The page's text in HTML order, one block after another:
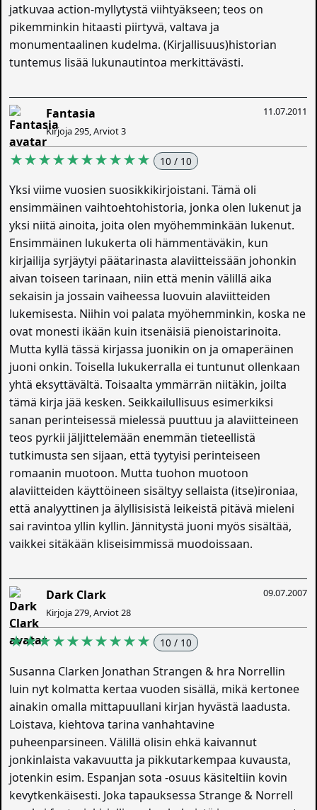
jatkuvaa action-myllytystä viihtyäkseen; teos on
pikemminkin hitaasti piirtyvä, valtava ja
monumentaalinen kudelma. (Kirjallisuus)historian
tuntemus lisää lukunautintoa merkittävästi.
11.07.2011
Fantasia
Kirjoja 295, Arviot 3
★★★★★★★★★★ 10 / 10
Yksi viime vuosien suosikkikirjoistani. Tämä oli
ensimmäinen vaihtoehtohistoria, jonka olen lukenut ja
yksi niitä ainoita, joita olen myöhemminkään lukenut.
Ensimmäinen lukukerta oli hämmentäväkin, kun
kirjailija syrjäytyi päätarinasta alaviitteissään johonkin
aivan toiseen tarinaan, niin että menin välillä aika
sekaisin ja jossain vaiheessa luovuin alaviitteiden
lukemisesta. Niihin voi palata myöhemminkin, koska ne
ovat monesti ikään kuin itsenäisiä pienoistarinoita.
Mutta kyllä tässä kirjassa juonikin on ja omaperäinen
juoni onkin. Toisella lukukerralla ei tuntunut ollenkaan
yhtä eksyttävältä. Toisaalta ymmärrän niitäkin, joilta
tämä kirja jää kesken. Seikkailullisuus esimerkiksi
sanan perinteisessä mielessä puuttuu ja alaviitteineen
teos pyrkii jäljittelemään enemmän tieteellistä
tutkimusta sen sijaan, että tyytyisi perinteiseen
romaanin muotoon. Mutta tuohon muotoon
alaviitteiden käyttöineen sisältyy sellaista (itse)ironiaa,
että analyyttinen ja älyllisisistä leikeistä pitävä mieleni
sai ravintoa yllin kyllin. Jännitystä juoni myös sisältää,
vaikkei sitäkään kliseisimmissä muodoissaan.
09.07.2007
Dark Clark
Kirjoja 279, Arviot 28
★★★★★★★★★★ 10 / 10
Susanna Clarken Jonathan Strangen & hra Norrellin
luin nyt kolmatta kertaa vuoden sisällä, mikä kertonee
ainakin omalla mittapuullani kirjan hyvästä laadusta.
Loistava, kiehtova tarina vanhahtavine
puheenparsineen. Välillä olisin ehkä kaivannut
jonkinlaista vakavuutta ja pikkutarkempaa kuvausta,
jotenkin esim. Espanjan sota -osuus käsiteltiin kovin
kevytkenkäisesti. Joka tapauksessa Strange & Norrell